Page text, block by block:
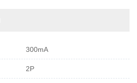
300mA
2P